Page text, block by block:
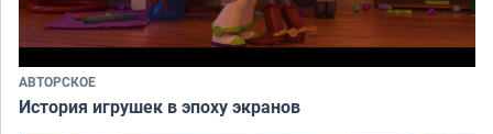
АВТОРСКОЕ
История игрушек в эпоху экранов